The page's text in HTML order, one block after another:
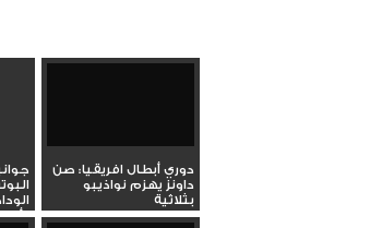
دوري أبطال افريقيا: صن
داونز يهزم نواذيبو
بثلاثية
أبطال...